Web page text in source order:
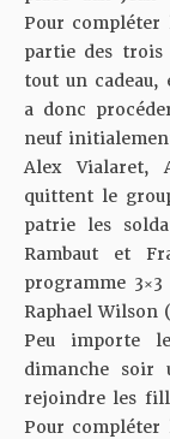
Pour compléter
partie des trois
tout un cadeau,
a donc
neuf
Alex Vialaret,
quittent le
patrie les
Rambaut et
programme
Raphael Wilson
Peu importe
dimanche soir
rejoindre les
Pour compléter